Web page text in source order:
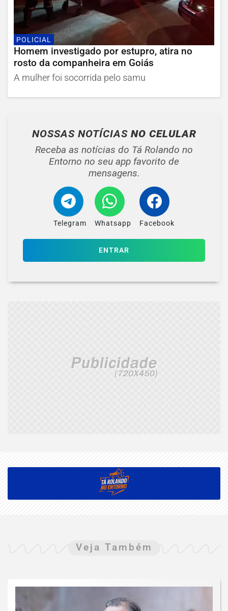
POLICIAL
Homem investigado por estupro, atira no
rosto da companheira em Goiás
A mulher foi socorrida pelo samu
NOSSAS NOTÍCIAS NO CELULAR
Receba as notícias do Tá Rolando no
Entorno no seu app favorito de
mensagens.
Telegram Whatsapp Facebook
ENTRAR
Veja Também